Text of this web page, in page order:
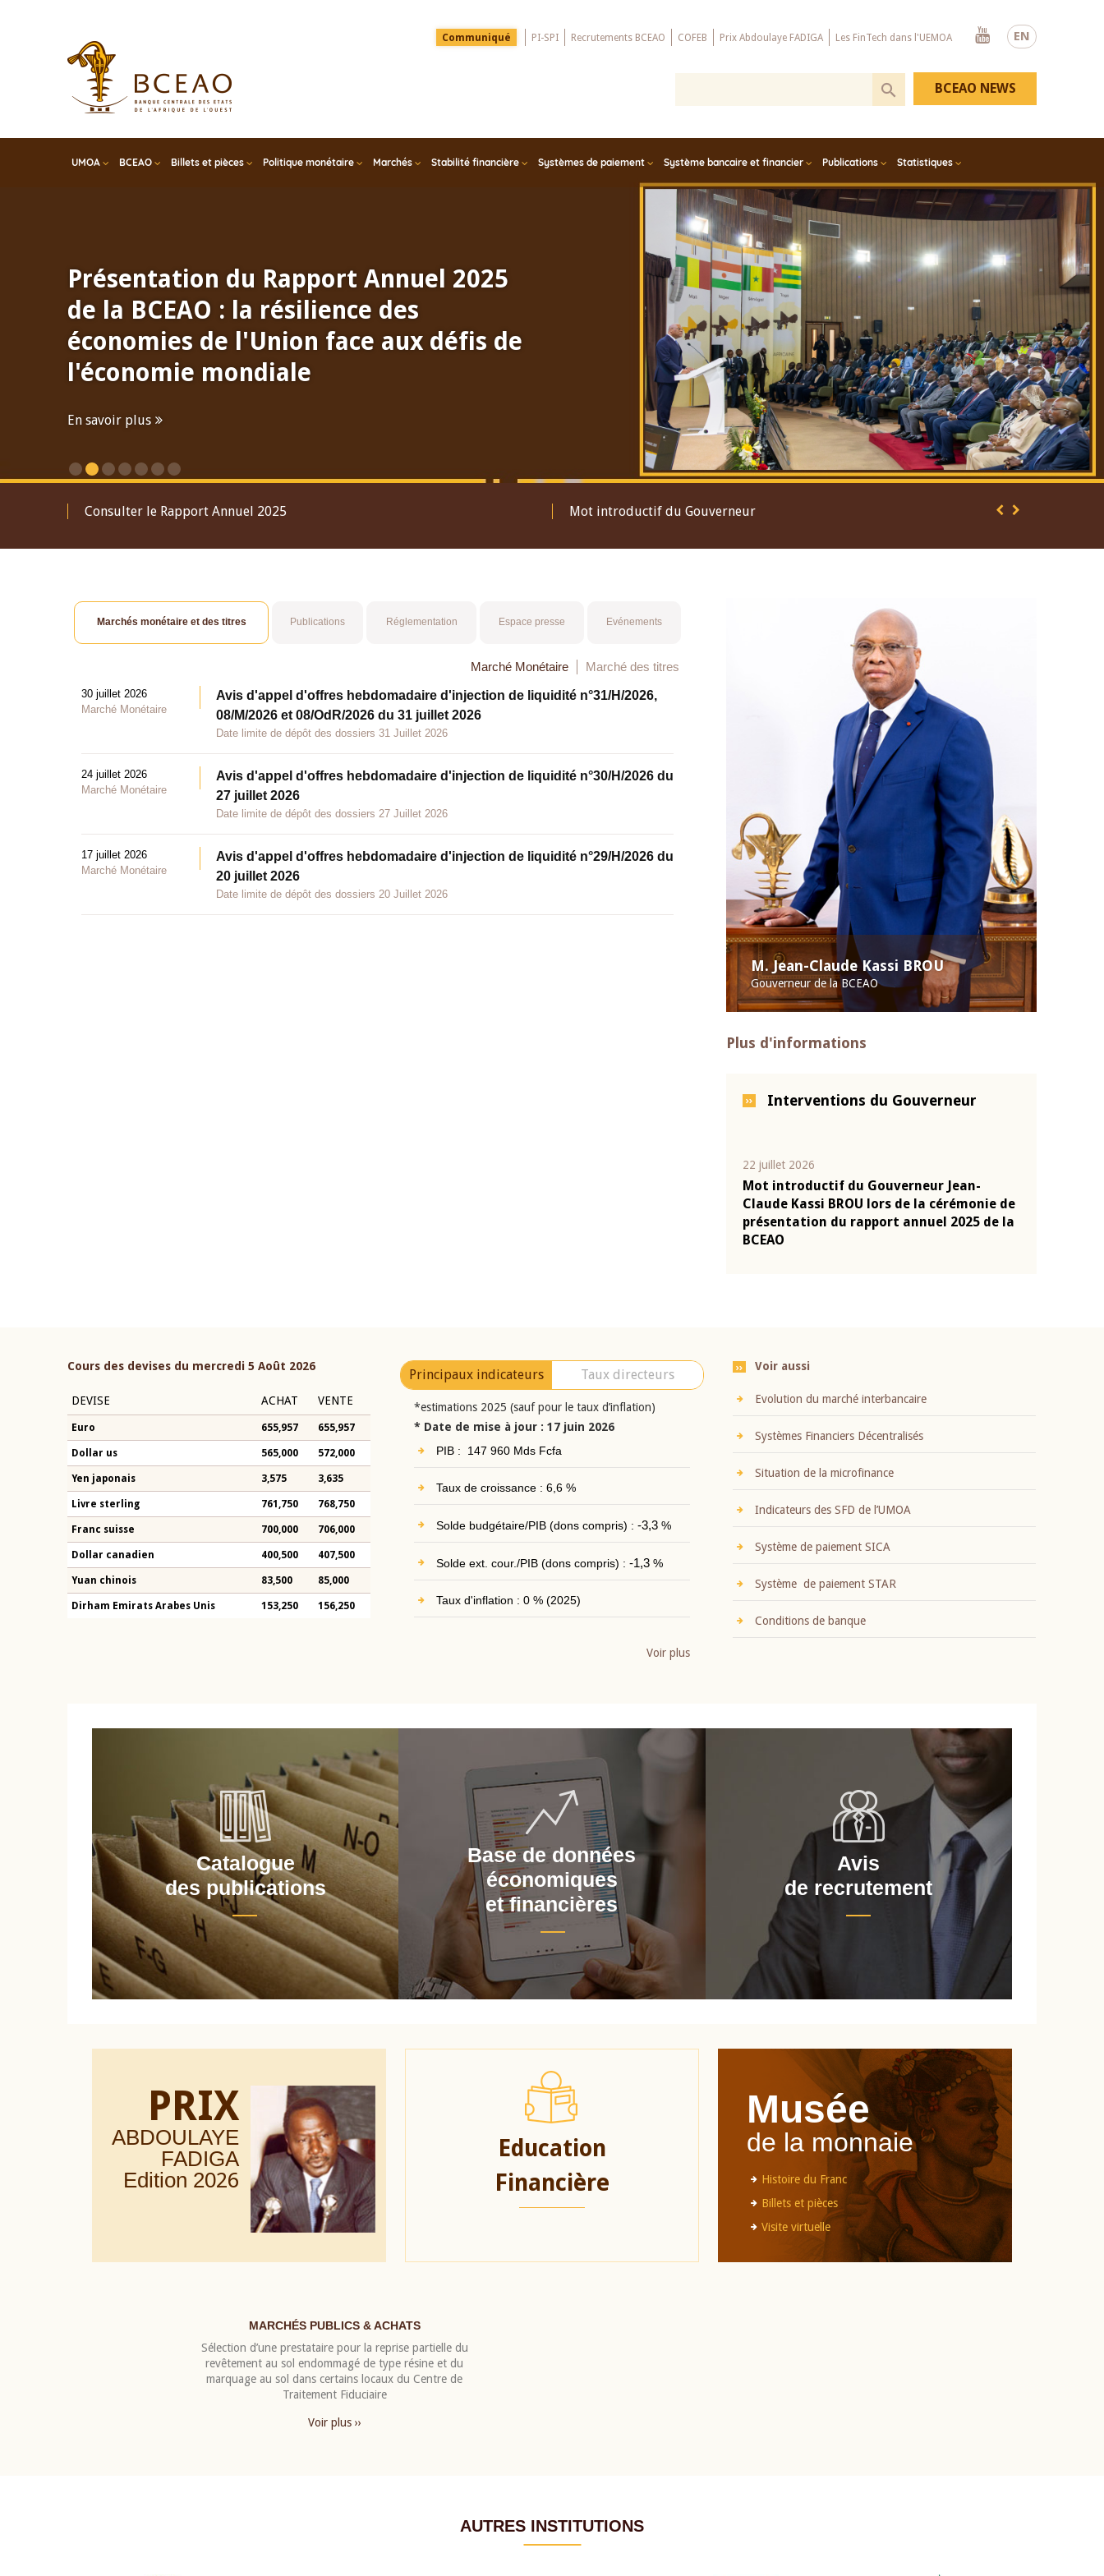
EN
Menu
Top
Communiqué PI-SPI Recrutements BCEAO COFEB Prix Abdoulaye FADIGA Les FinTech dans l'UEMOA
Youtube
UMOA BCEAO Billets et pièces Politique monétaire Marchés Stabilité financière Systèmes de paiement Système bancaire et financier Publications Statistiques
BCEAO NEWS
du Gouverneur Consulter le Rapport Annuel 2025
Réunion semestrielle du Groupe
Consultatif Régional pour l'Afrique
subsaharienne du Conseil de Stabilité
Financière à Maurice
Participation du Gouverneur
M. Jean-Claude Kassi BROU
Gouverneur de la BCEAO
Plus d'informations
Interventions du Gouverneur
10 juin 2026
Allocution d'ouverture du Comité de
Politique Monétaire de la BCEAO du 10 juin
2026, prononcée par son Président
Monsieur Jean-Claude Kassi BROU
Marchés monétaire et des titres Publications Réglementation Espace presse Evénements
Marché Monétaire Marché des titres
30 juillet 2026
Marché Monétaire
Avis d'appel d'offres hebdomadaire d'injection de liquidité n°31/H/2026,
08/M/2026 et 08/OdR/2026 du 31 juillet 2026
Date limite de dépôt des dossiers 31 Juillet 2026
24 juillet 2026
Marché Monétaire
Avis d'appel d'offres hebdomadaire d'injection de liquidité n°30/H/2026 du
27 juillet 2026
Date limite de dépôt des dossiers 27 Juillet 2026
17 juillet 2026
Marché Monétaire
Avis d'appel d'offres hebdomadaire d'injection de liquidité n°29/H/2026 du
20 juillet 2026
Date limite de dépôt des dossiers 20 Juillet 2026
Cours des devises du mercredi 5 Août 2026
DEVISE ACHAT VENTE
Euro 655,957 655,957
Dollar us 565,000 572,000
Yen japonais 3,575 3,635
Livre sterling 761,750 768,750
Franc suisse 700,000 706,000
Dollar canadien 400,500 407,500
Yuan chinois 83,500 85,000
Dirham Emirats Arabes Unis 153,250 156,250
Principaux indicateurs Taux directeurs
*estimations 2025 (sauf pour le taux d’inflation)
* Date de mise à jour : 17 juin 2026
PIB : 147 960 Mds Fcfa
Taux de croissance : 6,6 %
Solde budgétaire/PIB (dons compris) : -3,3%
Solde ext. cour./PIB (dons compris) : -1,3%
Taux d'inflation : 0 % (2025)
Voir plus
Voir aussi
Evolution du marché interbancaire
Systèmes Financiers Décentralisés
Situation de la microfinance
Indicateurs des SFD de l’UMOA
Système de paiement SICA
Système de paiement STAR
Conditions de banque
Catalogue
des publications
Base de données
économiques
et financières
Avis
de recrutement
PRIX
ABDOULAYE
FADIGA
Edition 2026
Education
Financière
Musée
de la monnaie
Histoire du Franc
Billets et pièces
Visite virtuelle
MARCHÉS PUBLICS & ACHATS
Sélection d’une prestataire pour la reprise partielle du
revêtement au sol endommagé de type résine et du
marquage au sol dans certains locaux du Centre de
Traitement Fiduciaire
Voir plus ››
AUTRES INSTITUTIONS